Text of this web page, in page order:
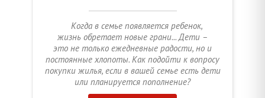
Когда в семье появляется ребенок,
жизнь обретает новые грани... Дети –
это не только ежедневные радости, но и
постоянные хлопоты. Как подойти к вопросу
покупки жилья, если в вашей семье есть дети
или планируется пополнение?